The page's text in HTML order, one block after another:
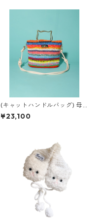
(キャットハンドルバッグ) 母
× mix コラボ
¥23,100